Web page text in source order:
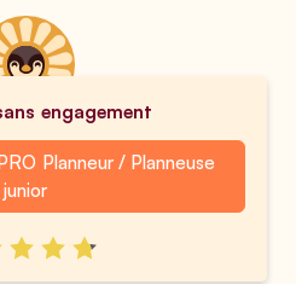
engagement
Planneur / Planneuse
junior